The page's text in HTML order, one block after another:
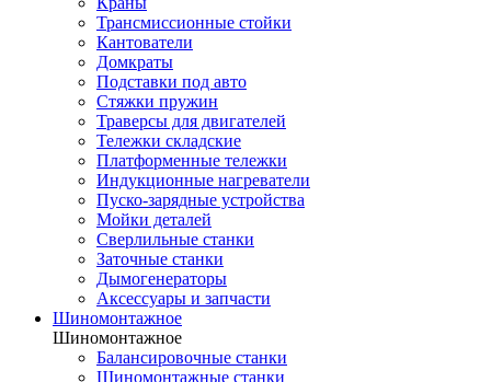
Трансмиссионные стойки
Кантователи
Домкраты
Подставки под авто
Стяжки пружин
Траверсы для двигателей
Тележки складские
Платформенные тележки
Индукционные нагреватели
Пуско-зарядные устройства
Мойки деталей
Сверлильные станки
Заточные станки
Дымогенераторы
Аксессуары и запчасти
Шиномонтажное
Шиномонтажное
Балансировочные станки
Шиномонтажные станки